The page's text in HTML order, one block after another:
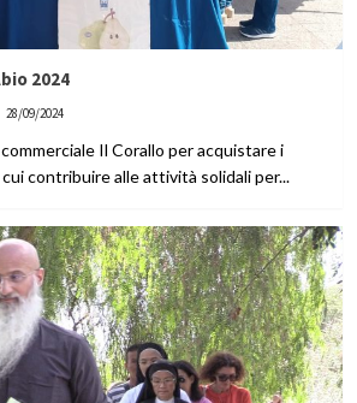
2024
28/09/2024
Il Corallo per acquistare i
contribuire alle attività solidali per...